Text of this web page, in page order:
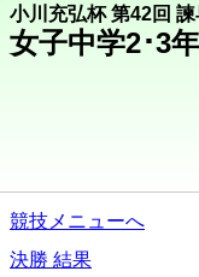
小川充弘杯 第42回
女子中学2･3
競技メニューへ
決勝 結果